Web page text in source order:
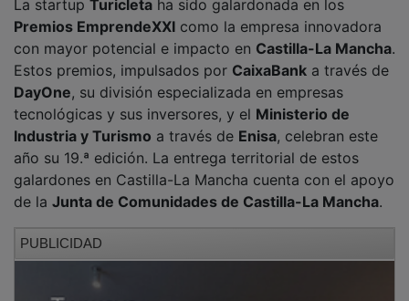
Premios EmprendeXXI como la empresa innovadora
con mayor potencial e impacto enCastilla-La Mancha
Estos premios, impulsados por CaixaBanka través de
DayOne , su división especializada en empresas
tecnológicas y sus inversores, y el Ministerio de
Industria y Turismoa través de Enisa, celebran este
año su 19.ª edición. La entrega territorial de estos
galardones en Castilla-La Mancha cuenta con el apoyo
de laJunta de Comunidades de Castilla-La Mancha.
En la presente edición, los premios han puesto el
acento en identificar y reconocer proyectos que